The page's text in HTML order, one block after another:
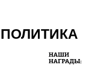
ПОЛИТИКА